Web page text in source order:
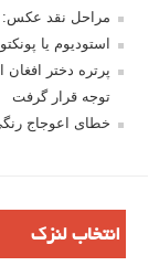
مراحل نقد عکس:
استودیوم یا
پرتره دختر
توجه قرار گرفت
خطای اعوجاج
انتخاب لنزک